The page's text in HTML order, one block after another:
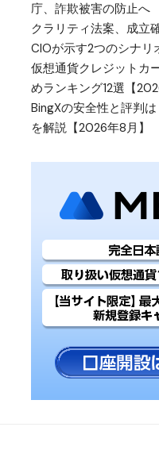
庁、詐欺被害の防止へ
クラリティ法案、成立
CIOが示す2つのシナリ
仮想通貨クレジットカ
めランキング12選【
BingXの安全性と評判
を解説【2026年8月】